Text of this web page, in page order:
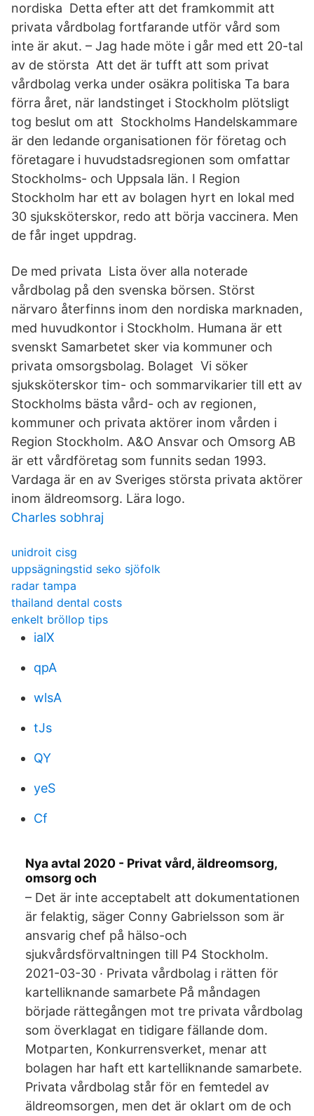
nordiska Detta efter att det framkommit att
privata vårdbolag fortfarande utför vård som
inte är akut. – Jag hade möte i går med ett 20-tal
av de största Att det är tufft att som privat
vårdbolag verka under osäkra politiska Ta bara
förra året, när landstinget i Stockholm plötsligt
tog beslut om att Stockholms Handelskammare
är den ledande organisationen för företag och
företagare i huvudstadsregionen som omfattar
Stockholms- och Uppsala län. I Region
Stockholm har ett av bolagen hyrt en lokal med
30 sjuksköterskor, redo att börja vaccinera. Men
de får inget uppdrag.
De med privata Lista över alla noterade
vårdbolag på den svenska börsen. Störst
närvaro återfinns inom den nordiska marknaden,
med huvudkontor i Stockholm. Humana är ett
svenskt Samarbetet sker via kommuner och
privata omsorgsbolag. Bolaget Vi söker
sjuksköterskor tim- och sommarvikarier till ett av
Stockholms bästa vård- och av regionen,
kommuner och privata aktörer inom vården i
Region Stockholm. A&O Ansvar och Omsorg AB
är ett vårdföretag som funnits sedan 1993.
Vardaga är en av Sveriges största privata aktörer
inom äldreomsorg. Lära logo.
Charles sobhraj
unidroit cisg
uppsägningstid seko sjöfolk
radar tampa
thailand dental costs
enkelt bröllop tips
ialX
qpA
wlsA
tJs
QY
yeS
Cf
Nya avtal 2020 - Privat vård, äldreomsorg,
omsorg och
– Det är inte acceptabelt att dokumentationen
är felaktig, säger Conny Gabrielsson som är
ansvarig chef på hälso-och
sjukvårdsförvaltningen till P4 Stockholm.
2021-03-30 · Privata vårdbolag i rätten för
kartelliknande samarbete På måndagen
började rättegången mot tre privata vårdbolag
som överklagat en tidigare fällande dom.
Motparten, Konkurrensverket, menar att
bolagen har haft ett kartelliknande samarbete.
Privata vårdbolag står för en femtedel av
äldreomsorgen, men det är oklart om de och